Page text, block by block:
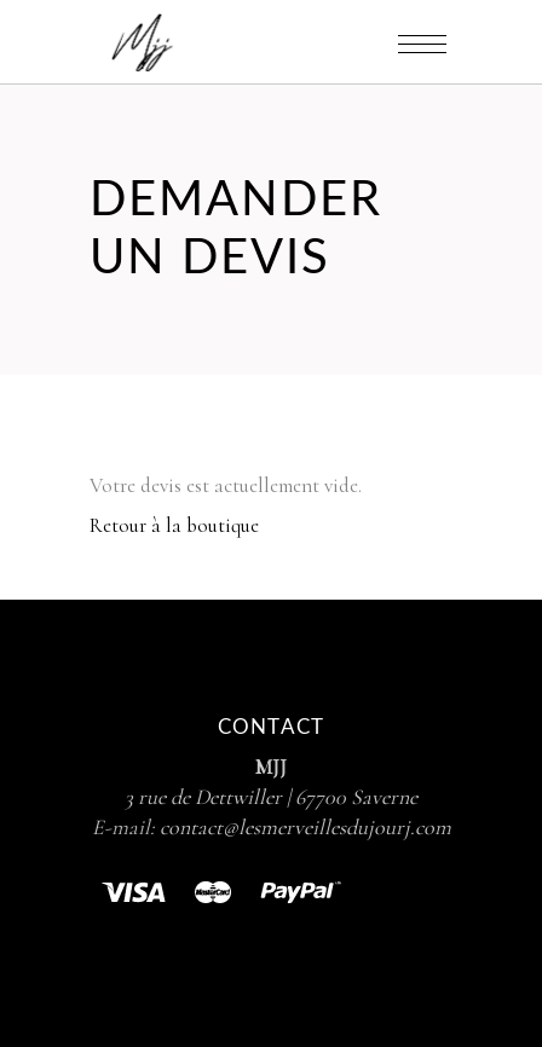
DEMANDER
UN DEVIS
Votre devis est actuellement vide.
Retour à la boutique
CONTACT
MJJ
3 rue de Dettwiller | 67700 Saverne
E-mail: contact@lesmerveillesdujourj.com